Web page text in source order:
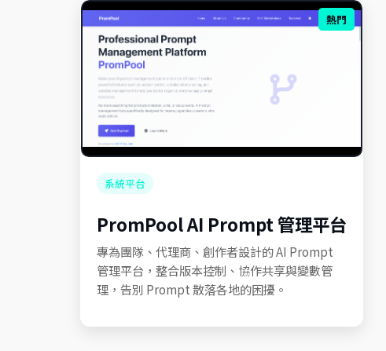
熱門
系統平台
PromPool AI Prompt 管理平台
專為團隊、代理商、創作者設計的 AI Prompt
管理平台，整合版本控制、協作共享與變數管
理，告別 Prompt 散落各地的困擾。